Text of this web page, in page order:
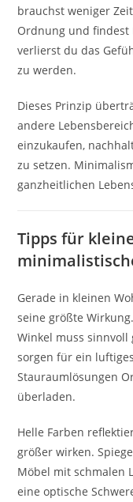
brauchst weniger
Ordnung und findest
verlierst du das
zu werden.
Dieses Prinzip
andere
einzukaufen,
zu setzen.
ganzheitlichen
Tipps für
Gerade in kleinen
seine größte
Winkel muss sinnvoll
sorgen für ein
Stauraumlösungen
überladen.
Helle Farben
größer wirken.
Möbel mit schmalen
eine optische